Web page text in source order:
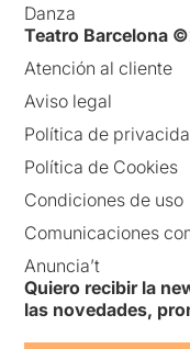
Danza
Teatro Barcelona
Atención al cliente
Aviso legal
Política de
Política de Cookies
Condiciones de uso
Comunicaciones
Anuncia’t
Quiero recibir la
las novedades,